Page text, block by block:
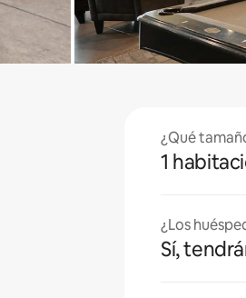
¿Qué
1
¿Los
Sí,